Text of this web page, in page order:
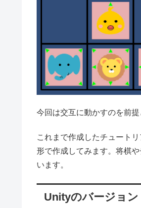
今回は交互に動かすのを前
これまで作成したチュート
形で作成してみます。将棋
います。
Unityのバージョン